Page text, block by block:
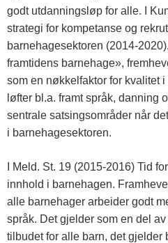
godt utdanningsløp for alle. I
strategi for kompetanse og
barnehagesektoren (2014-
framtidens barnehage»,
som en nøkkelfaktor for kvalitet
løfter bl.a. framt språk, danning
sentrale satsingsområder når
i barnehagesektoren.
I Meld. St. 19 (2015-2016) Tid
innhold i barnehagen.
alle barnehager arbeider godt
språk. Det gjelder som en del
tilbudet for alle barn, det